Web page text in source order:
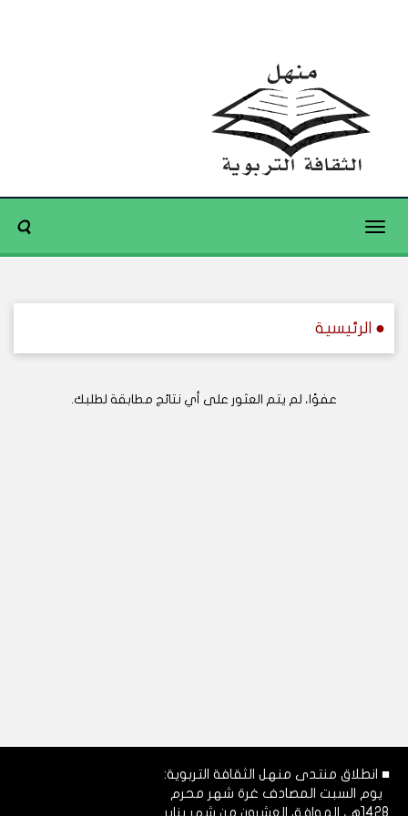
Toggle
● الرئيسية
عفوًا، لم يتم العثور على أي نتائج مطابقة لطلبك.
■ انطلاق منتدى منهل الثقافة التربوية:
يوم السبت المصادف غرة شهر محرم
1428هـ، الموافق العشرون من شهر يناير